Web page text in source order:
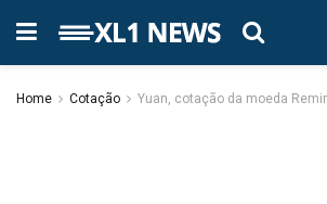
Home Cotação Yuan, cotação da moeda